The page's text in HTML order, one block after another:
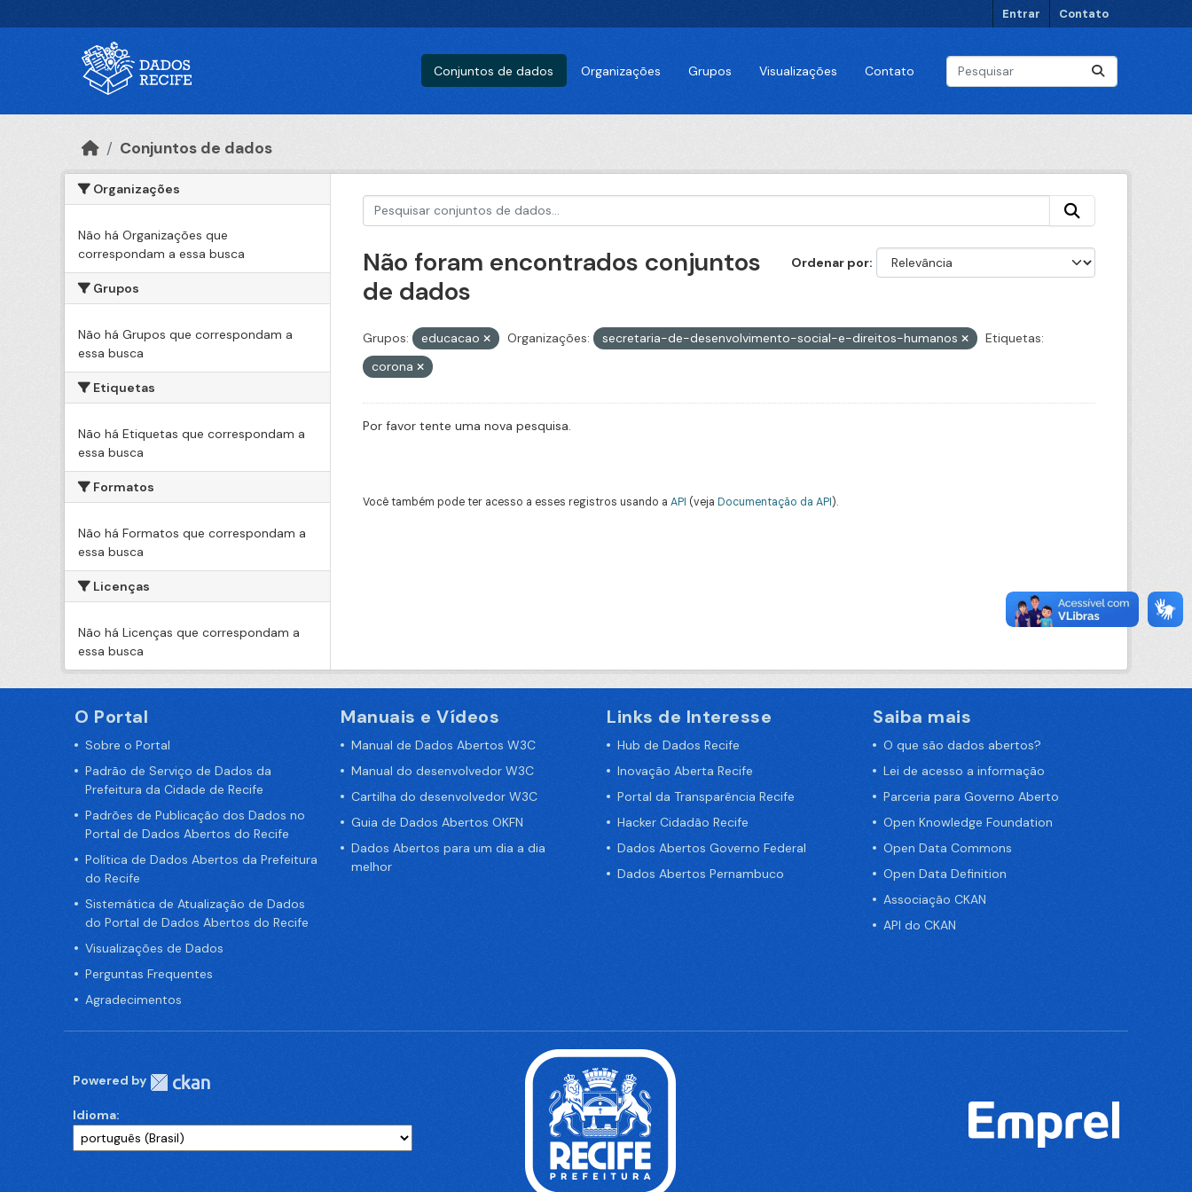
Entrar Contato
Conjuntos de dados Organizações Grupos Visualizações Contato
Conjuntos de dados
Organizações
Não há Organizações que
correspondam a essa busca
Grupos
Não há Grupos que correspondam a
essa busca
Etiquetas
Não há Etiquetas que correspondam a
essa busca
Formatos
Não há Formatos que correspondam a
essa busca
Licenças
Não há Licenças que correspondam a
essa busca
Ordenar por
Não foram encontrados conjuntos
de dados
Grupos: educacao Organizações: secretaria-de-desenvolvimento-social-e-direitos-humanos
Etiquetas:
corona
Por favor tente uma nova pesquisa.
Você também pode ter acesso a esses registros usando a API (veja Documentação da API).
O Portal
Sobre o Portal
Padrão de Serviço de Dados da
Prefeitura da Cidade de Recife
Padrões de Publicação dos Dados no
Portal de Dados Abertos do Recife
Política de Dados Abertos da Prefeitura
do Recife
Sistemática de Atualização de Dados
do Portal de Dados Abertos do Recife
Visualizações de Dados
Perguntas Frequentes
Agradecimentos
Manuais e Vídeos
Manual de Dados Abertos W3C
Manual do desenvolvedor W3C
Cartilha do desenvolvedor W3C
Guia de Dados Abertos OKFN
Dados Abertos para um dia a dia
melhor
Links de Interesse
Hub de Dados Recife
Inovação Aberta Recife
Portal da Transparência Recife
Hacker Cidadão Recife
Dados Abertos Governo Federal
Dados Abertos Pernambuco
Saiba mais
O que são dados abertos?
Lei de acesso a informação
Parceria para Governo Aberto
Open Knowledge Foundation
Open Data Commons
Open Data Definition
Associação CKAN
API do CKAN
Powered by
Idioma